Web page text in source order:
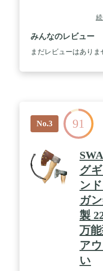
みんなのレビュー
まだレビューはありま
No.3 91
グ
ン
ガ
製
万
ア
い